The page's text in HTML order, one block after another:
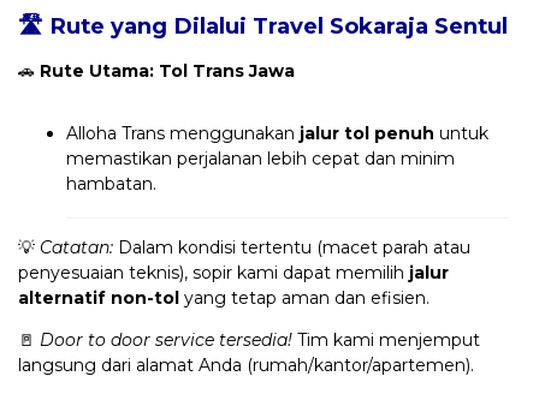
🛣️ Rute yang Dilalui Travel Sokaraja Sentul
🚗 Rute Utama: Tol Trans Jawa
Alloha Trans menggunakan jalur tol penuh untuk
memastikan perjalanan lebih cepat dan minim
hambatan.
💡 Catatan: Dalam kondisi tertentu (macet parah atau
penyesuaian teknis), sopir kami dapat memilih jalur
alternatif non-tol yang tetap aman dan efisien.
🚪 Door to door service tersedia! Tim kami menjemput
langsung dari alamat Anda (rumah/kantor/apartemen).